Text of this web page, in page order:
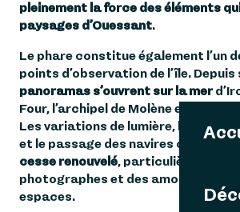
pleinement la force des éléments
paysages d’Ouessant.
Le phare constitue également l’un
points d’observation de l’île.
panoramas s’ouvrent sur la mer
Four, l’archipel de Molène et les
Les variations de lumière, les
et le passage des navires offrent
cesse renouvelé, particulièrement
photographes et des amoureux des
espaces.